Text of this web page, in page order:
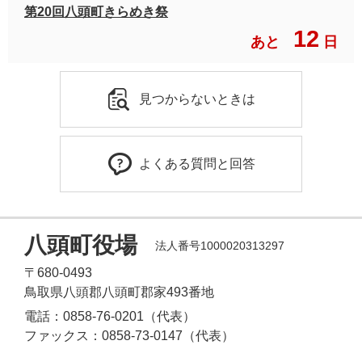
第20回八頭町きらめき祭
あと 12 日
見つからないときは
よくある質問と回答
八頭町役場 法人番号1000020313297
〒680-0493
鳥取県八頭郡八頭町郡家493番地
電話：0858-76-0201（代表）
ファックス：0858-73-0147（代表）